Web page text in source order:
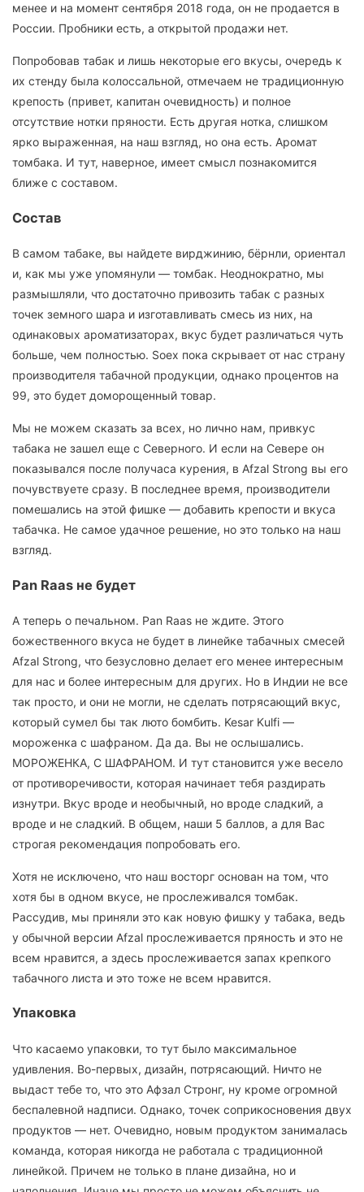
менее и на момент сентября 2018 года, он не продается в
России. Пробники есть, а открытой продажи нет.
Попробовав табак и лишь некоторые его вкусы, очередь к
их стенду была колоссальной, отмечаем не традиционную
крепость (привет, капитан очевидность) и полное
отсутствие нотки пряности. Есть другая нотка, слишком
ярко выраженная, на наш взгляд, но она есть. Аромат
томбака. И тут, наверное, имеет смысл познакомится
ближе с составом.
Состав
В самом табаке, вы найдете вирджинию, бёрнли, ориентал
и, как мы уже упомянули — томбак. Неоднократно, мы
размышляли, что достаточно привозить табак с разных
точек земного шара и изготавливать смесь из них, на
одинаковых ароматизаторах, вкус будет различаться чуть
больше, чем полностью. Soex пока скрывает от нас страну
производителя табачной продукции, однако процентов на
99, это будет доморощенный товар.
Мы не можем сказать за всех, но лично нам, привкус
табака не зашел еще с Северного. И если на Севере он
показывался после получаса курения, в Afzal Strong вы его
почувствуете сразу. В последнее время, производители
помешались на этой фишке — добавить крепости и вкуса
табачка. Не самое удачное решение, но это только на наш
взгляд.
Pan Raas не будет
А теперь о печальном. Pan Raas не ждите. Этого
божественного вкуса не будет в линейке табачных смесей
Afzal Strong, что безусловно делает его менее интересным
для нас и более интересным для других. Но в Индии не все
так просто, и они не могли, не сделать потрясающий вкус,
который сумел бы так люто бомбить. Kesar Kulfi —
мороженка с шафраном. Да да. Вы не ослышались.
МОРОЖЕНКА, С ШАФРАНОМ. И тут становится уже весело
от противоречивости, которая начинает тебя раздирать
изнутри. Вкус вроде и необычный, но вроде сладкий, а
вроде и не сладкий. В общем, наши 5 баллов, а для Вас
строгая рекомендация попробовать его.
Хотя не исключено, что наш восторг основан на том, что
хотя бы в одном вкусе, не прослеживался томбак.
Рассудив, мы приняли это как новую фишку у табака, ведь
у обычной версии Afzal прослеживается пряность и это не
всем нравится, а здесь прослеживается запах крепкого
табачного листа и это тоже не всем нравится.
Упаковка
Что касаемо упаковки, то тут было максимальное
удивления. Во-первых, дизайн, потрясающий. Ничто не
выдаст тебе то, что это Афзал Стронг, ну кроме огромной
беспалевной надписи. Однако, точек соприкосновения двух
продуктов — нет. Очевидно, новым продуктом занималась
команда, которая никогда не работала с традиционной
линейкой. Причем не только в плане дизайна, но и